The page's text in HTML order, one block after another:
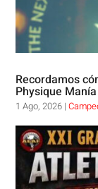
Recordamos
Physique Manía
1 Ago, 2026 |